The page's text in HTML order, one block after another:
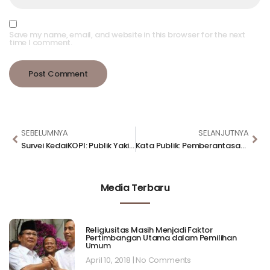
Save my name, email, and website in this browser for the next
time I comment.
SEBELUMNYA
Survei KedaiKOPI: Publik Yakin Vaksin Merah Putih Akhiri COVID-19
SELANJUTNYA
Kata Publik: Pemberantasan Korupsi Makin Baik Karena OTT
Media Terbaru
Religiusitas Masih Menjadi Faktor
Pertimbangan Utama dalam Pemilihan
Umum
April 10, 2018 No Comments